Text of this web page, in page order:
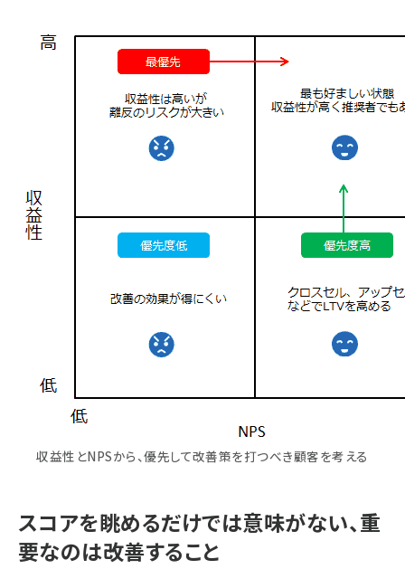
収益性とNPSから、優先して改善策を打つべき顧客を考える
スコアを眺めるだけでは意味がない、重
要なのは改善すること